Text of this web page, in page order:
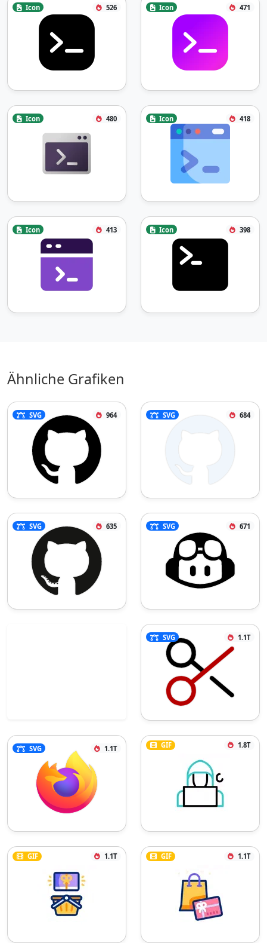
Icon 526 Icon 471
Icon 480 Icon 418
Icon 413 Icon 398
Ähnliche Grafiken
SVG 964 SVG 684
SVG 635 SVG 671
SVG 1.1T
SVG 1.1T GIF 1.8T
GIF 1.1T GIF 1.1T